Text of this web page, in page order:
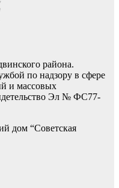
района.
по надзору в сфере
и массовых
Эл № ФС77-
дом “Советская